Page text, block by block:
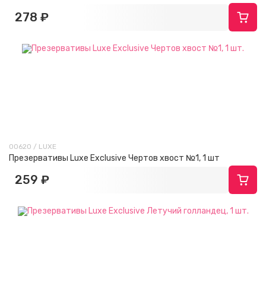
278 ₽
00620 / LUXE
Презервативы Luxe Exclusive Чертов хвост №1, 1 шт
259 ₽